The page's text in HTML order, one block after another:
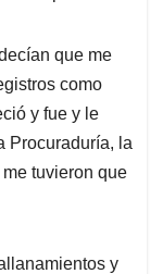
que me
como
y fue y le
Procuraduría, la
tuvieron que
y